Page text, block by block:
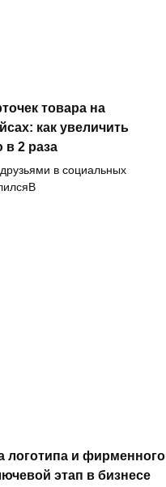
товара на
как увеличить
в 2 раза
в социальных
логотипа и фирменного
этап в бизнесе